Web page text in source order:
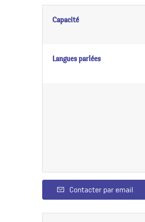
Capacité
Langues parlées
Contacter par email